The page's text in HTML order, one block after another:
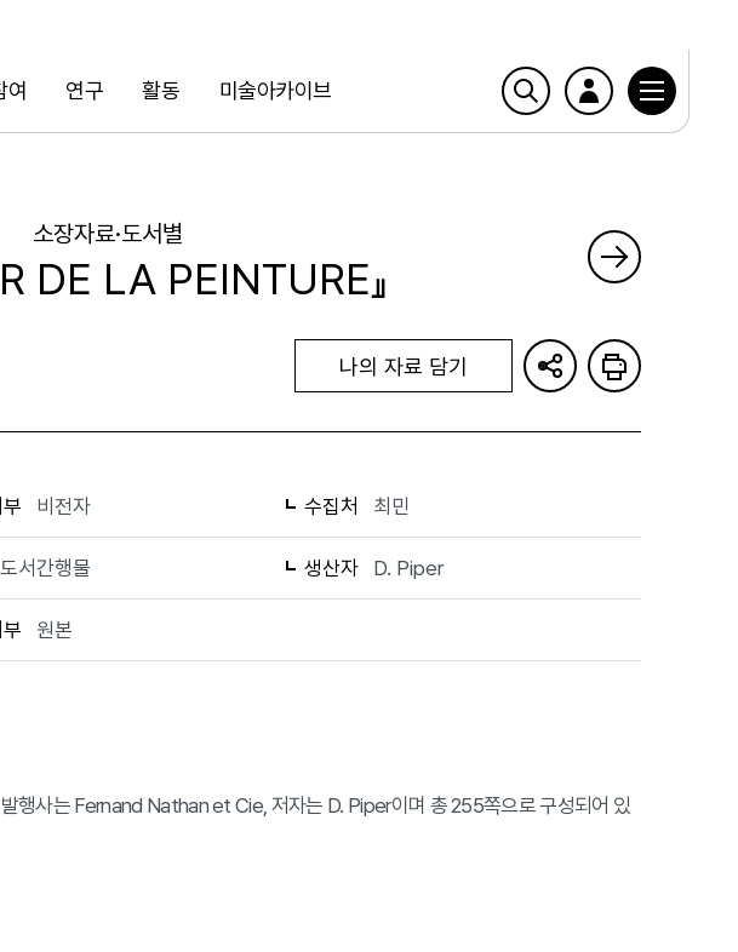
여 연구 활동 미술아카이브
소장자료·도서별
DE LA PEINTURE』
나의 자료 담기
비전자 수집처 최민
도서간행물 생산자 D. Piper
원본
행사는 Fernand Nathan et Cie, 저자는 D. Piper이며 총 255쪽으로 구성되어 있